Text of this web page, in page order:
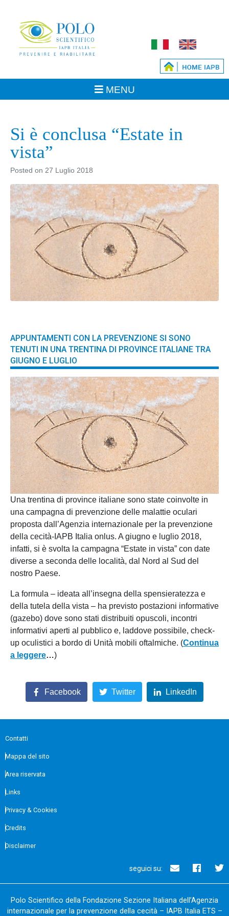
Si è conclusa “Estate in
vista”
Posted on 27 Luglio 2018
APPUNTAMENTI CON LA PREVENZIONE SI SONO
TENUTI IN UNA TRENTINA DI PROVINCE ITALIANE TRA
GIUGNO E LUGLIO
Una trentina di province italiane sono state coinvolte in
una campagna di prevenzione delle malattie oculari
proposta dall’Agenzia internazionale per la prevenzione
della cecità-IAPB Italia onlus. A giugno e luglio 2018,
infatti, si è svolta la campagna “Estate in vista” con date
diverse a seconda delle località, dal Nord al Sud del
nostro Paese.
La formula – ideata all’insegna della spensieratezza e
della tutela della vista – ha previsto postazioni informative
(gazebo) dove sono stati distribuiti opuscoli, incontri
informativi aperti al pubblico e, laddove possibile, check-
up oculistici a bordo di Unità mobili oftalmiche. (Continua
a leggere…)
Facebook Twitter LinkedIn
Contatti
Mappa del sito
Area riservata
Links
Privacy & Cookies
Credits
Disclaimer
seguici su:
Polo Scientifico della Fondazione Sezione Italiana dell’Agenzia
internazionale per la prevenzione della cecità – IAPB Italia ETS –